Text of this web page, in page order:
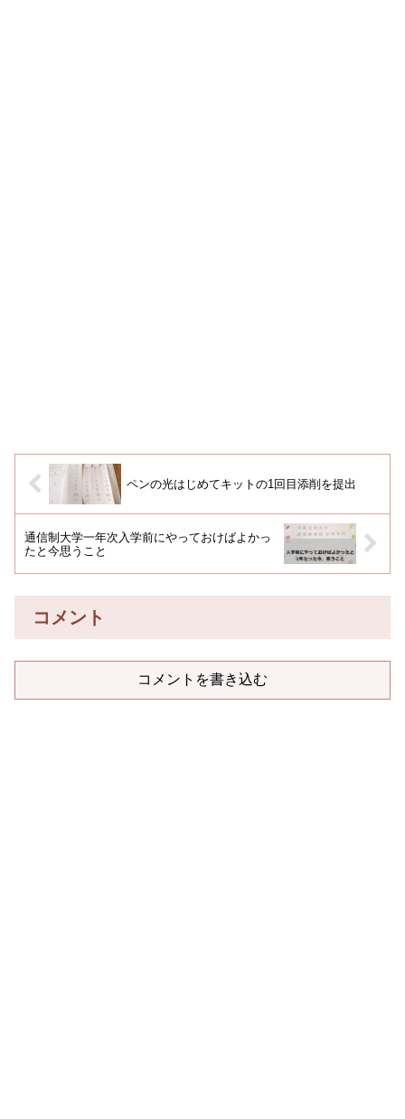
ペンの光はじめてキットの1回目添削を提出
通信制大学一年次入学前にやっておけばよかっ
たと今思うこと
コメント
コメントを書き込む